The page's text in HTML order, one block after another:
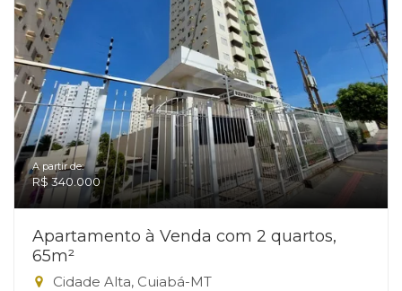
A partir de:
R$ 340.000
Apartamento à Venda com 2 quartos,
65m²
Cidade Alta, Cuiabá-MT